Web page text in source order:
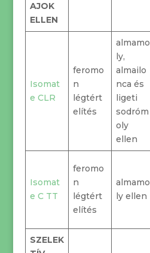
AJOK
ELLEN
Isomat
e CLR
feromo
n
légtért
elítés
almamo
ly,
almailo
nca és
ligeti
sodróm
oly
ellen
Isomat
e C TT
feromo
n
légtért
elítés
almamo
ly ellen
SZELEK